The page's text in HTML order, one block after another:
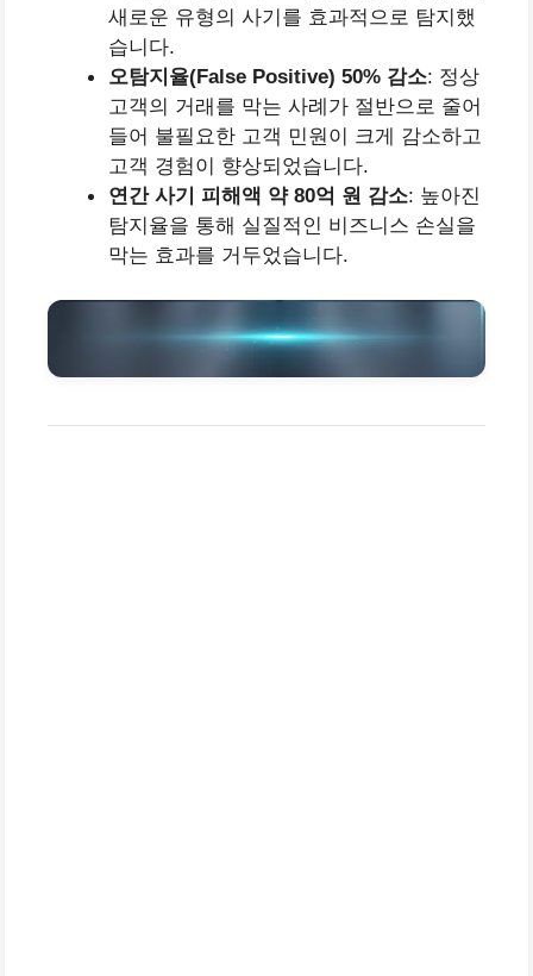
새로운 유형의 사기를 효과적으로 탐지했
습니다.
오탐지율(False Positive) 50% 감소: 정상
고객의 거래를 막는 사례가 절반으로 줄어
들어 불필요한 고객 민원이 크게 감소하고
고객 경험이 향상되었습니다.
연간 사기 피해액 약 80억 원 감소: 높아진
탐지율을 통해 실질적인 비즈니스 손실을
막는 효과를 거두었습니다.